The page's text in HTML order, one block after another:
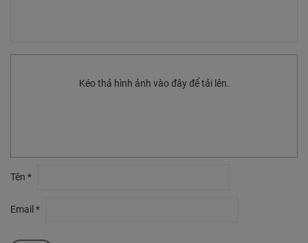
Kéo thả hình ảnh vào đây để tải lên.
Tên *
Email *